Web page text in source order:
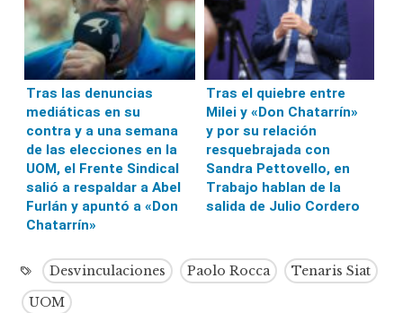
Tras las denuncias
mediáticas en su
contra y a una semana
de las elecciones en la
UOM, el Frente Sindical
salió a respaldar a Abel
Furlán y apuntó a «Don
Chatarrín»
Tras el quiebre entre
Milei y «Don Chatarrín»
y por su relación
resquebrajada con
Sandra Pettovello, en
Trabajo hablan de la
salida de Julio Cordero
Desvinculaciones Paolo Rocca
Tenaris Siat
UOM